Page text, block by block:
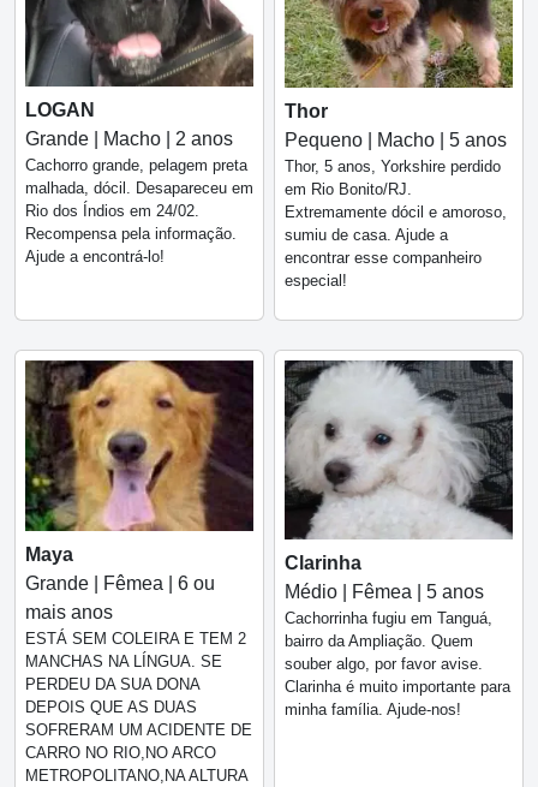
LOGAN
Grande | Macho | 2 anos
Cachorro grande, pelagem preta
malhada, dócil. Desapareceu em
Rio dos Índios em 24/02.
Recompensa pela informação.
Ajude a encontrá-lo!
Thor
Pequeno | Macho | 5 anos
Thor, 5 anos, Yorkshire perdido
em Rio Bonito/RJ.
Extremamente dócil e amoroso,
sumiu de casa. Ajude a
encontrar esse companheiro
especial!
Maya
Grande | Fêmea | 6 ou
mais anos
ESTÁ SEM COLEIRA E TEM 2
MANCHAS NA LÍNGUA. SE
PERDEU DA SUA DONA
DEPOIS QUE AS DUAS
SOFRERAM UM ACIDENTE DE
CARRO NO RIO,NO ARCO
METROPOLITANO,NA ALTURA
Clarinha
Médio | Fêmea | 5 anos
Cachorrinha fugiu em Tanguá,
bairro da Ampliação. Quem
souber algo, por favor avise.
Clarinha é muito importante para
minha família. Ajude-nos!